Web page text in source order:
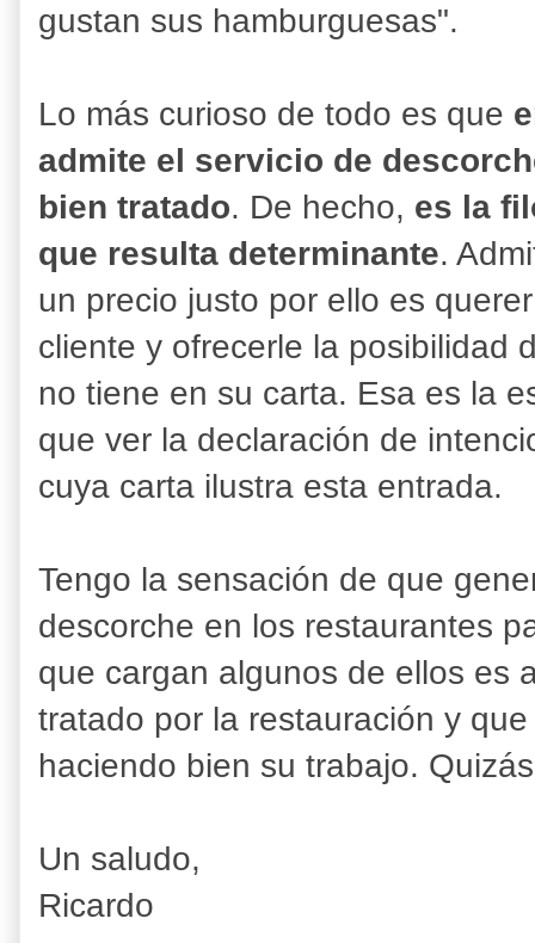
gustan sus hamburguesas".
Lo más curioso de todo es que
admite el servicio de
bien tratado. De hecho, es la
que resulta determinante.
un precio justo por ello es
cliente y ofrecerle la posibilidad
no tiene en su carta. Esa es la
que ver la declaración de
cuya carta ilustra esta entrada.
Tengo la sensación de que
descorche en los restaurantes
que cargan algunos de ellos es
tratado por la restauración y
haciendo bien su trabajo.
Un saludo,
Ricardo